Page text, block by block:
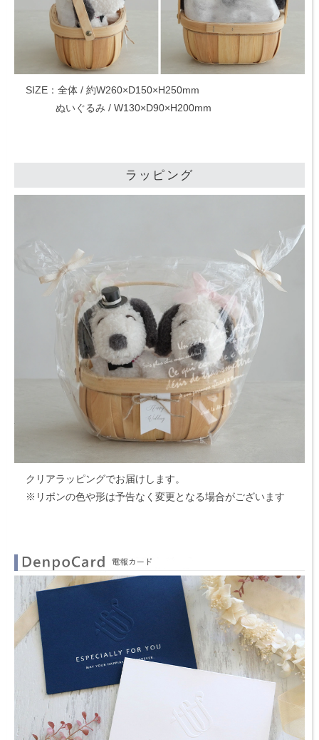
SIZE：全体 / 約W260×D150×H250mm
ぬいぐるみ / W130×D90×H200mm
ラッピング
クリアラッピングでお届けします。
※リボンの色や形は予告なく変更となる場合がございます